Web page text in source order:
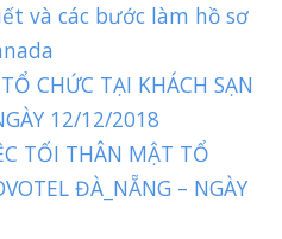
và các bước làm hồ sơ
CHỨC TẠI KHÁCH SẠN
12/12/2018
TỐI THÂN MẬT TỔ
ĐÀ_NẴNG – NGÀY